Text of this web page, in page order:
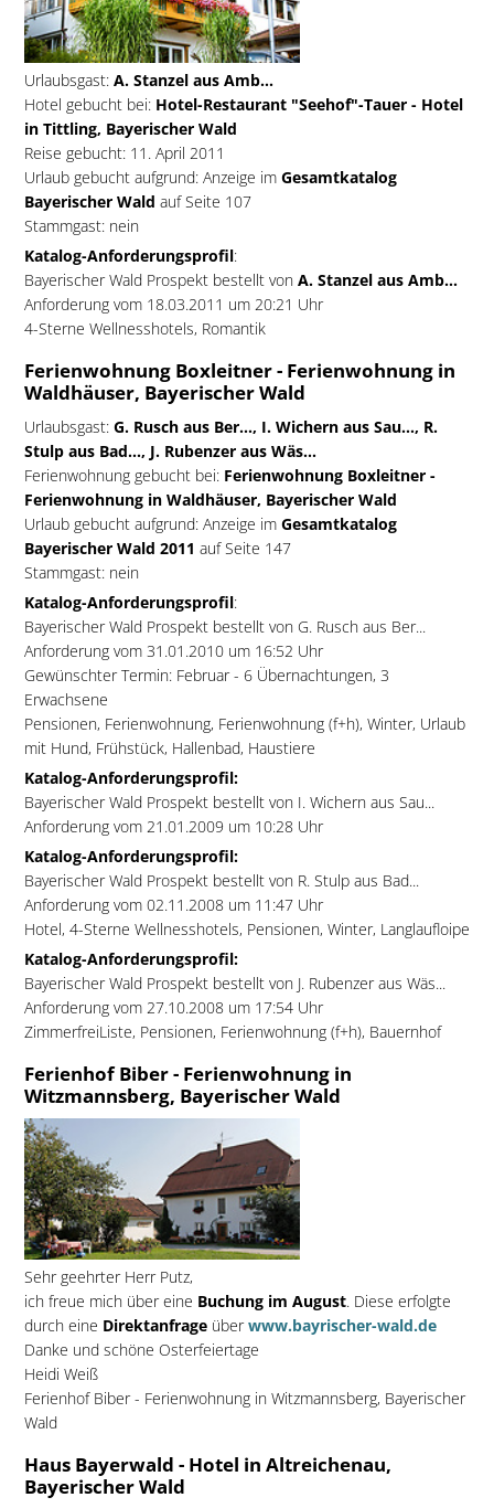
Urlaubsgast:A. Stanzel aus Amb...
Hotel gebucht bei:Hotel-Restaurant "Seehof"-Tauer - Hotel
in Tittling, Bayerischer Wald
Reise gebucht: 11. April 2011
Urlaub gebucht aufgrund: Anzeige im Gesamtkatalog
Bayerischer Wald auf Seite 107
Stammgast: nein
Katalog-Anforderungsprofil:
Bayerischer Wald Prospekt bestellt von A. Stanzel aus Amb...
Anforderung vom 18.03.2011 um 20:21 Uhr
4-Sterne Wellnesshotels, Romantik
Ferienwohnung Boxleitner - Ferienwohnung in
Waldhäuser, Bayerischer Wald
Urlaubsgast:G. Rusch aus Ber..., I. Wichern aus Sau..., R.
Stulp aus Bad..., J. Rubenzer aus Wäs...
Ferienwohnung gebucht bei:Ferienwohnung Boxleitner -
Ferienwohnung in Waldhäuser, Bayerischer Wald
Urlaub gebucht aufgrund: Anzeige im Gesamtkatalog
Bayerischer Wald 2011 auf Seite 147
Stammgast: nein
Katalog-Anforderungsprofil:
Bayerischer Wald Prospekt bestellt von G. Rusch aus Ber...
Anforderung vom 31.01.2010 um 16:52 Uhr
Gewünschter Termin: Februar - 6 Übernachtungen, 3
Erwachsene
Pensionen, Ferienwohnung, Ferienwohnung (f+h), Winter, Urlaub
mit Hund, Frühstück, Hallenbad, Haustiere
Katalog-Anforderungsprofil:
Bayerischer Wald Prospekt bestellt von I. Wichern aus Sau...
Anforderung vom 21.01.2009 um 10:28 Uhr
Katalog-Anforderungsprofil:
Bayerischer Wald Prospekt bestellt von R. Stulp aus Bad...
Anforderung vom 02.11.2008 um 11:47 Uhr
Hotel, 4-Sterne Wellnesshotels, Pensionen, Winter, Langlaufloipe
Katalog-Anforderungsprofil:
Bayerischer Wald Prospekt bestellt von J. Rubenzer aus Wäs...
Anforderung vom 27.10.2008 um 17:54 Uhr
ZimmerfreiListe, Pensionen, Ferienwohnung (f+h), Bauernhof
Ferienhof Biber - Ferienwohnung in
Witzmannsberg, Bayerischer Wald
Sehr geehrter Herr Putz,
ich freue mich über eine Buchung im August. Diese erfolgte
durch eine Direktanfrage überwww.bayrischer-wald.de
Danke und schöne Osterfeiertage
Heidi Weiß
Ferienhof Biber - Ferienwohnung in Witzmannsberg, Bayerischer
Wald
Haus Bayerwald - Hotel in Altreichenau,
Bayerischer Wald